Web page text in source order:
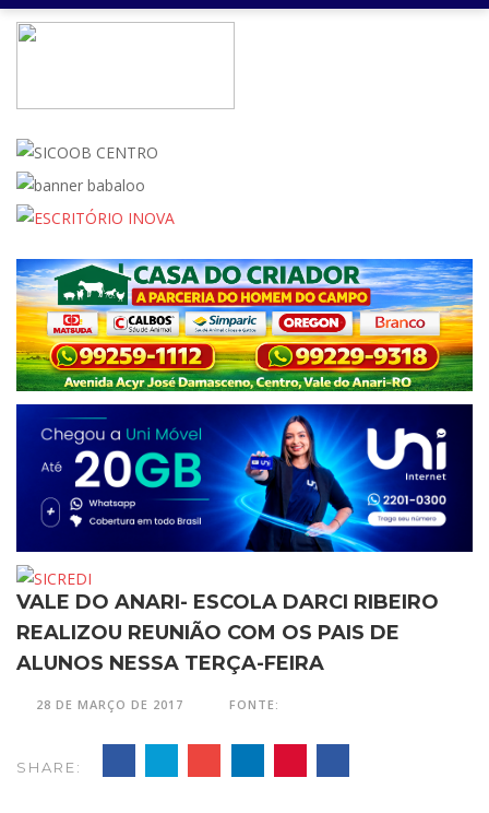
VALE DO ANARI- ESCOLA DARCI RIBEIRO
REALIZOU REUNIÃO COM OS PAIS DE
ALUNOS NESSA TERÇA-FEIRA
28 DE MARÇO DE 2017 FONTE:
SHARE: